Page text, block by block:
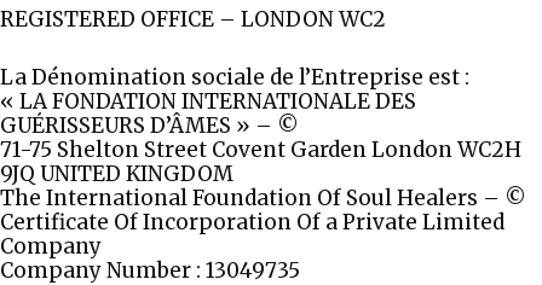
REGISTERED OFFICE – LONDON WC2
La Dénomination sociale de l’Entreprise est :
« LA FONDATION INTERNATIONALE DES
GUÉRISSEURS D’ÂMES » – ©
71-75 Shelton Street Covent Garden London WC2H
9JQ UNITED KINGDOM
The International Foundation Of Soul Healers – ©
Certificate Of Incorporation Of a Private Limited
Company
Company Number : 13049735